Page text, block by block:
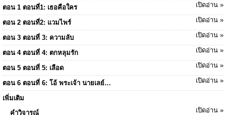
ตอน 1 ตอนที่1: เธอคือใคร เปิดอ่าน »
ตอน 2 ตอนที่2: แวมไพร์ เปิดอ่าน »
ตอน 3 ตอนที่ 3: ความลับ เปิดอ่าน »
ตอน 4 ตอนที่ 4: ตกหลุมรัก เปิดอ่าน »
ตอน 5 ตอนที่ 5: เลือด เปิดอ่าน »
ตอน 6 ตอนที่ 6: โอ้ พระเจ้า นายเลย์… เปิดอ่าน »
เพิ่มเติม
คำวิจารณ์
เปิดอ่าน »